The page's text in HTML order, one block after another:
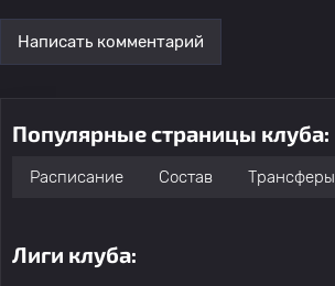
Написать комментарий
Популярные страницы клуба:
Расписание Состав Трансферы
Лиги клуба: